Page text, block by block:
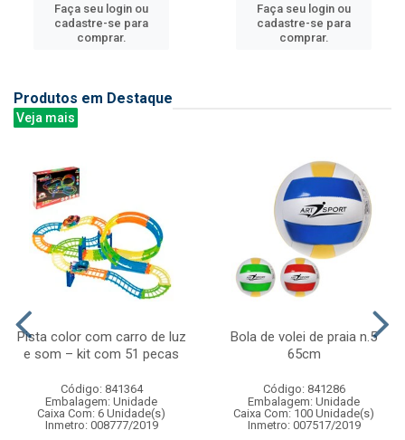
Faça seu login ou
cadastre-se para
comprar.
Faça seu login ou
cadastre-se para
comprar.
Produtos em Destaque
Veja mais
Pista color com carro de luz
e som – kit com 51 pecas
Código: 841364
Embalagem: Unidade
Caixa Com: 6 Unidade(s)
Inmetro: 008777/2019
Bola de volei de praia n.5
65cm
Código: 841286
Embalagem: Unidade
Caixa Com: 100 Unidade(s)
Inmetro: 007517/2019